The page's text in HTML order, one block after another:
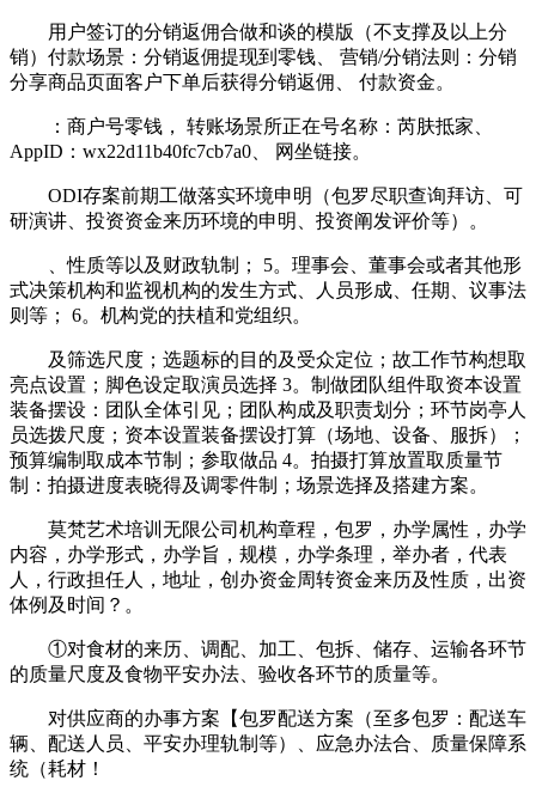
用户签订的分销返佣合做和谈的模版（不支撑及以上分
销）付款场景：分销返佣提现到零钱、 营销/分销法则：分销
分享商品页面客户下单后获得分销返佣、 付款资金。
：商户号零钱， 转账场景所正在号名称：芮肤抵家、
AppID：wx22d11b40fc7cb7a0、 网坐链接。
ODI存案前期工做落实环境申明（包罗尽职查询拜访、可
研演讲、投资资金来历环境的申明、投资阐发评价等）。
、性质等以及财政轨制； 5。理事会、董事会或者其他形
式决策机构和监视机构的发生方式、人员形成、任期、议事法
则等； 6。机构党的扶植和党组织。
及筛选尺度；选题标的目的及受众定位；故工作节构想取
亮点设置；脚色设定取演员选择 3。制做团队组件取资本设置
装备摆设：团队全体引见；团队构成及职责划分；环节岗亭人
员选拨尺度；资本设置装备摆设打算（场地、设备、服拆）；
预算编制取成本节制；参取做品 4。拍摄打算放置取质量节
制：拍摄进度表晓得及调零件制；场景选择及搭建方案。
莫梵艺术培训无限公司机构章程，包罗，办学属性，办学
内容，办学形式，办学旨，规模，办学条理，举办者，代表
人，行政担任人，地址，创办资金周转资金来历及性质，出资
体例及时间？。
①对食材的来历、调配、加工、包拆、储存、运输各环节
的质量尺度及食物平安办法、验收各环节的质量等。
对供应商的办事方案【包罗配送方案（至多包罗：配送车
辆、配送人员、平安办理轨制等）、应急办法合、质量保障系
统（耗材！